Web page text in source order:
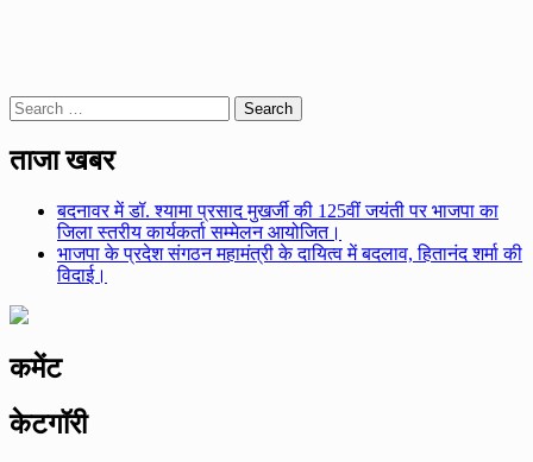
Search
for:
ताजा खबर
बदनावर में डॉ. श्यामा प्रसाद मुखर्जी की 125वीं जयंती पर भाजपा का
जिला स्तरीय कार्यकर्ता सम्मेलन आयोजित।
भाजपा के प्रदेश संगठन महामंत्री के दायित्व में बदलाव, हितानंद शर्मा की
विदाई।
कमेंट
केटगॉरी